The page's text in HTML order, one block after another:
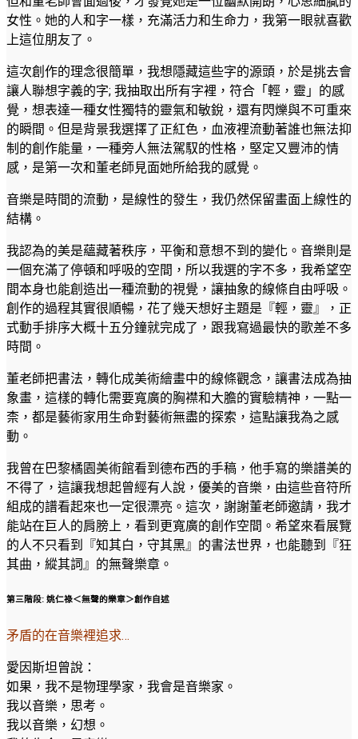
女性。她的人和字一樣，充滿活力和生命力，我第一眼就喜歡
上這位朋友了。
這次創作的理念很簡單，我想隱藏這些字的源頭，於是挑去會
讓人聯想字義的字; 我抽取出所有字裡，符合「輕，靈」的感
覺，想表達一種女性獨特的靈氣和敏銳，還有閃爍與不可重來
的瞬間。但是背景我選擇了正紅色，血液裡流動著誰也無法抑
制的創作能量，一種旁人無法駕馭的性格，堅定又豐沛的情
感，是第一次和董老師見面她所給我的感覺。
音樂是時間的流動，是線性的發生，我仍然保留畫面上線性的
結構。
我認為的美是蘊藏著秩序，平衡和意想不到的變化。音樂則是
一個充滿了停頓和呼吸的空間，所以我選的字不多，我希望空
間本身也能創造出一種流動的視覺，讓抽象的線條自由呼吸。
創作的過程其實很順暢，花了幾天想好主題是『輕，靈』，正
式動手排序大概十五分鐘就完成了，跟我寫過最快的歌差不多
時間。
董老師把書法，轉化成美術繪畫中的線條觀念，讓書法成為抽
象畫，這樣的轉化需要寬廣的胸襟和大膽的實驗精神，一點一
柰，都是藝術家用生命對藝術無盡的探索，這點讓我為之感
動。
我曾在巴黎橘園美術館看到德布西的手稿，他手寫的樂譜美的
不得了，這讓我想起曾經有人說，優美的音樂，由這些音符所
組成的譜看起來也一定很漂亮。這次，謝謝董老師邀請，我才
能站在巨人的肩膀上，看到更寬廣的創作空間。希望來看展覽
的人不只看到『知其白，守其黑』的書法世界，也能聽到『狂
其曲，縱其詞』的無聲樂章。
第三階段: 姚仁祿＜無聲的樂章＞創作自述
矛盾的在音樂裡追求…
愛因斯坦曾說：
如果，我不是物理學家，我會是音樂家。
我以音樂，思考。
我以音樂，幻想。